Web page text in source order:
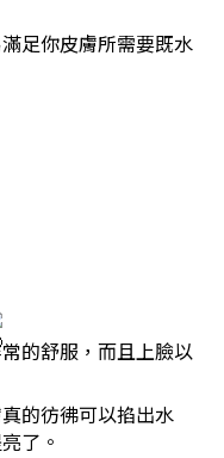
足你皮膚所需要既水
的舒服，而且上臉以
的彷彿可以掐出水
了。